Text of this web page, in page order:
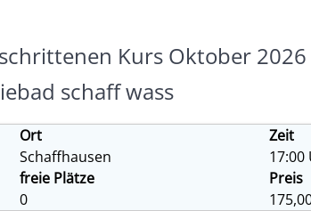
Kurs Oktober
schaff wass
Ort
Zeit
Schaffhausen
17:00
freie Plätze
Preis
0